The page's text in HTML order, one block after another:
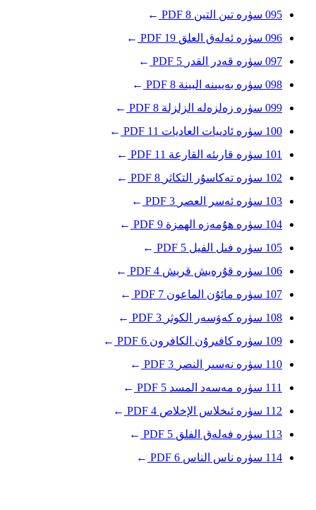
095 سۈرە تىن التين 8
PDF
→
096 سۈرە ئەلەق العلق 19
PDF
→
097 سۈرە قەدر القدر 5
PDF
→
098 سۈرە بەييىنە البينة 8
PDF
→
099 سۈرە زەلزەلە الزلزلة 8
PDF
→
100 سۈرە ئادىيات العاديات 11
PDF
→
101 سۈرە قارىئە القارعة 11
PDF
→
102 سۈرە تەكاسۇر التكاثر 8
PDF
→
103 سۈرە ئەسر العصر 3
PDF
→
104 سۈرە ھۇمەزە الهمزة 9
PDF
→
105 سۈرە فىل الفيل 5
PDF
→
106 سۈرە قۇرەيش قريش 4
PDF
→
107 سۈرە مائۇن الماعون 7
PDF
→
108 سۈرە كەۋسەر الكوثر 3
PDF
→
109 سۈرە كافىرۇن الكافرون 6
PDF
→
110 سۈرە نەسىر النصر 3
PDF
→
111 سۈرە مەسەد المسد 5
PDF
→
112 سۈرە ئىخلاس الإخلاص 4
PDF
→
113 سۈرە فەلەق الفلق 5
PDF
→
114 سۈرە ناس الناس 6
PDF
→